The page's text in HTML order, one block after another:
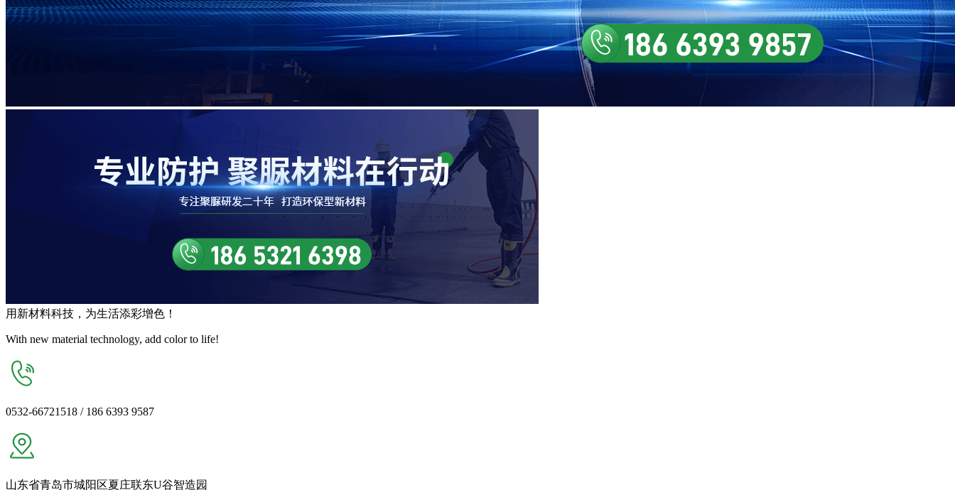
用 新材料科技，为生活添彩增色 ！
With new material technology, add color to life!
0532-66721518 / 186 6393 9587
山东省青岛市城阳区夏庄联东U谷智造园